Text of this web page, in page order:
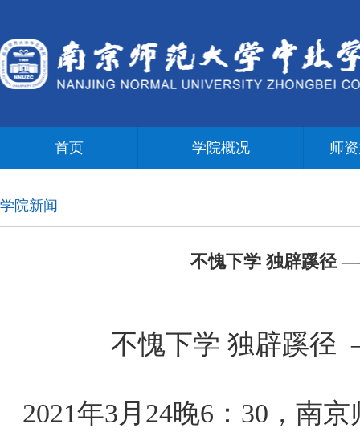
首页 学院概况 师
学院新闻
不愧下学 独辟蹊径
不愧下学 独辟蹊
2021年3月24晚6：30，南